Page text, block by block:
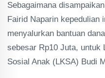
Sebagaimana
Fairid Naparin kepedulian
menyalurkan bantuan
sebesar Rp10 Juta, untuk
Sosial Anak (LKSA) Budi